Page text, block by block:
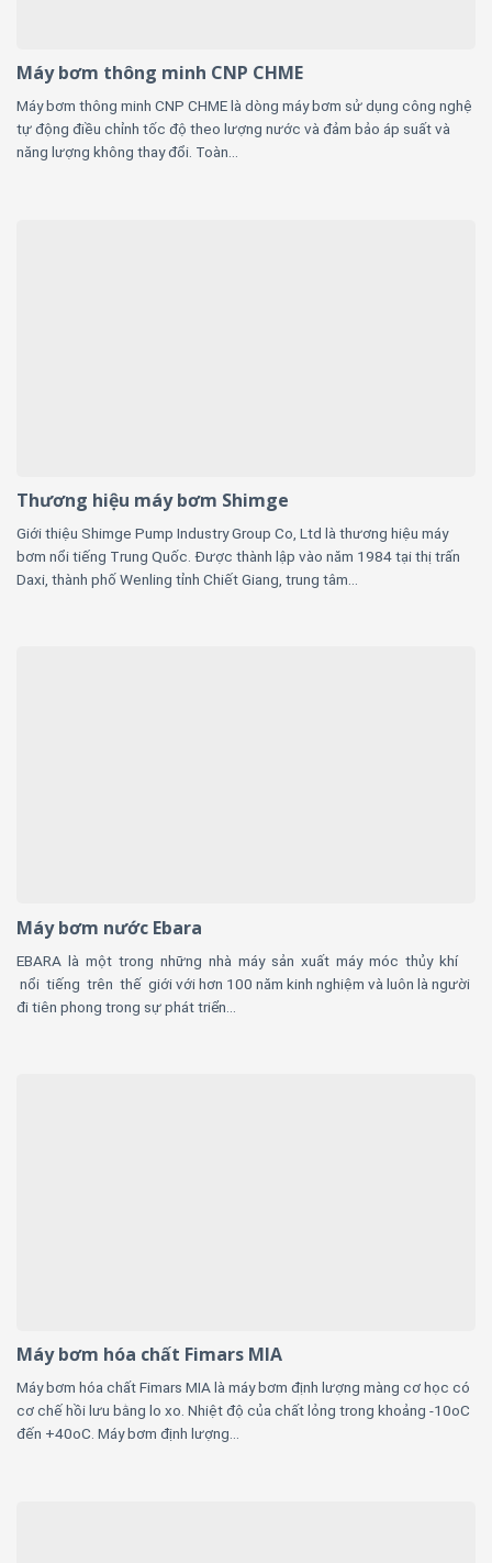
Máy bơm thông minh CNP CHME
Máy bơm thông minh CNP CHME là dòng máy bơm sử dụng công nghệ
tự động điều chỉnh tốc độ theo lượng nước và đảm bảo áp suất và
năng lượng không thay đổi. Toàn...
Thương hiệu máy bơm Shimge
Giới thiệu Shimge Pump Industry Group Co, Ltd là thương hiệu máy
bơm nổi tiếng Trung Quốc. Được thành lập vào năm 1984 tại thị trấn
Daxi, thành phố Wenling tỉnh Chiết Giang, trung tâm...
Máy bơm nước Ebara
EBARA là một trong những nhà máy sản xuất máy móc thủy khí
nổi tiếng trên thế giới với hơn 100 năm kinh nghiệm và luôn là người
đi tiên phong trong sự phát triển...
Máy bơm hóa chất Fimars MIA
Máy bơm hóa chất Fimars MIA là máy bơm định lượng màng cơ học có
cơ chế hồi lưu bằng lo xo. Nhiệt độ của chất lỏng trong khoảng -10oC
đến +40oC. Máy bơm định lượng...